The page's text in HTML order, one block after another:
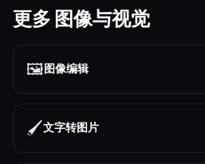
更多 图像与视觉
🖼️ 图像编辑
🖌️文字转图片